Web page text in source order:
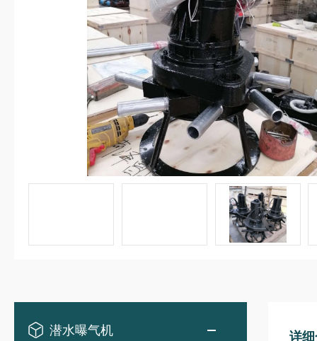
潜水曝气机 详